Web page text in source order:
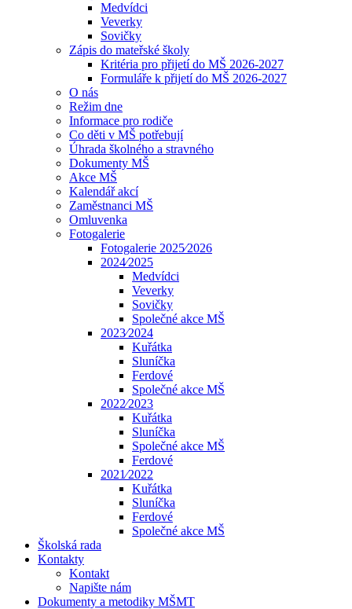
Medvídci
Veverky
Sovičky
Zápis do mateřské školy
Kritéria pro přijetí do MŠ 2026-2027
Formuláře k přijetí do MŠ 2026-2027
O nás
Režim dne
Informace pro rodiče
Co děti v MŠ potřebují
Úhrada školného a stravného
Dokumenty MŠ
Akce MŠ
Kalendář akcí
Zaměstnanci MŠ
Omluvenka
Fotogalerie
Fotogalerie 2025⁄2026
2024⁄2025
Medvídci
Veverky
Sovičky
Společné akce MŠ
2023⁄2024
Kuřátka
Sluníčka
Ferdové
Společné akce MŠ
2022⁄2023
Kuřátka
Sluníčka
Společné akce MŠ
Ferdové
2021⁄2022
Kuřátka
Sluníčka
Ferdové
Společné akce MŠ
Školská rada
Kontakty
Kontakt
Napište nám
Dokumenty a metodiky MŠMT